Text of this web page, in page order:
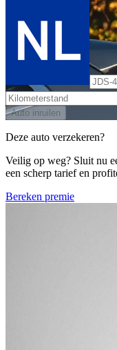
Auto inruilen
Deze auto verzekeren?
Veilig op weg? Sluit nu
een scherp tarief en
Bereken premie